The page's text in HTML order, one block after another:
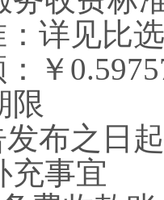
详见比选
￥
限
发布之日起
充事宜